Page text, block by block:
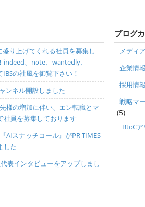
盛り上げてくれる社員を募集し
indeed、note、wantedly、
の社風を御覧下さい！
ンネル開設しました
様の増加に伴い、エン転職とマ
社員を募集しております
AIスナッチコール』がPR TIMES
した
表インタビューをアップしまし
ブログ
メディ
企業情報
採用情報
戦略マ
(5)
BtoC